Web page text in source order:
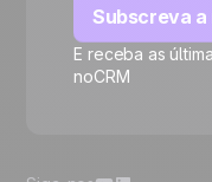
Subscreva
E receba as
noCRM